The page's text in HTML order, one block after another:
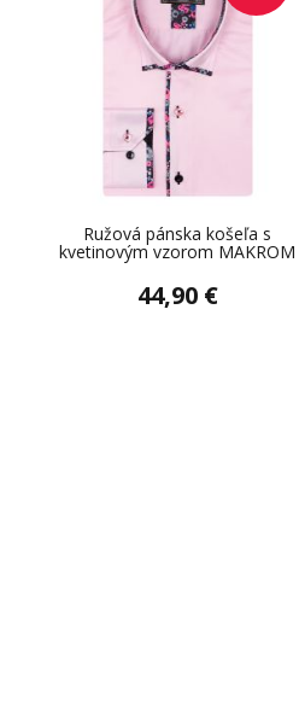
Ružová pánska košeľa s
kvetinovým vzorom MAKROM
44,90 €